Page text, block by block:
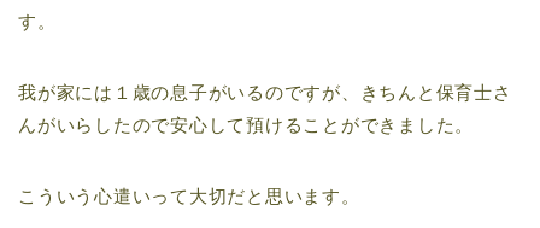
す。
我が家には１歳の息子がいるのですが、きちんと保育士さ
んがいらしたので安心して預けることができました。
こういう心遣いって大切だと思います。